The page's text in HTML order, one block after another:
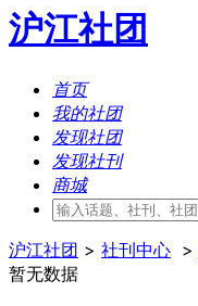
沪江社团
首页
我的社团
发现社团
发现社刊
商城
沪江社团 > 社刊中心 >
暂无数据